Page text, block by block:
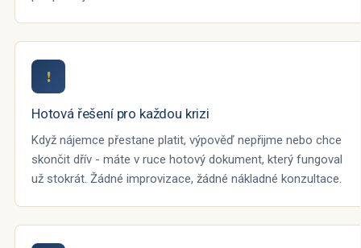
!
Hotová řešení pro každou krizi
Když nájemce přestane platit, výpověď nepřijme nebo chce
skončit dřív - máte v ruce hotový dokument, který fungoval
už stokrát. Žádné improvizace, žádné nákladné konzultace.